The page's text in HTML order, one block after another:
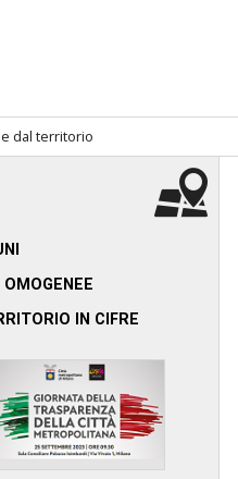
dal territorio
IN CIFRE